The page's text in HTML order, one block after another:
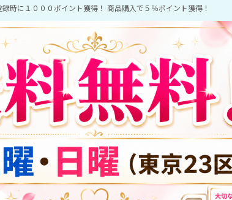
録時に１０００ポイント獲得！ 商品購入で５％ポイント獲得！